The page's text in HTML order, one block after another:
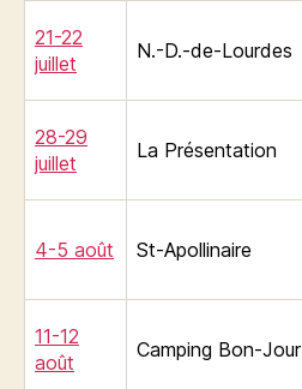
21-22
juillet
N.-D.-de-Lourdes
28-29
juillet
La Présentation
4-5 août St-Apollinaire
11-12
août
Camping Bon-Jour